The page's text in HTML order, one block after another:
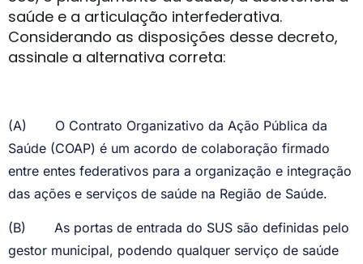
saúde e a articulação interfederativa.
Considerando as disposições desse decreto,
assinale a alternativa correta:
(A)
O Contrato Organizativo da Ação Pública da
Saúde (COAP) é um acordo de colaboração firmado
entre entes federativos para a organização e integração
das ações e serviços de saúde na Região de Saúde.
(B)
As portas de entrada do SUS são definidas pelo
gestor municipal, podendo qualquer serviço de saúde